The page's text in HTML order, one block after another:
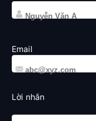
Email
Lời nhắn